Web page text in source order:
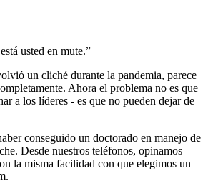
usted en mute.”
un cliché durante la pandemia, parece
Ahora el problema no es que
a los líderes - es que no pueden dejar de
conseguido un doctorado en manejo de
Desde nuestros teléfonos, opinamos
la misma facilidad con que elegimos un